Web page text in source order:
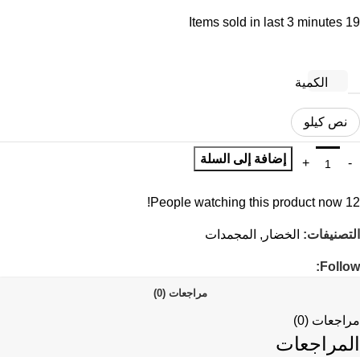
19
Items sold in last 3 minutes
الكمية
نص كيلو
إضافة إلى السلة
12
People watching this product now!
التصنيفات: الخضار , المجمدات
Follow:
مراجعات (0)
مراجعات (0)
المراجعات